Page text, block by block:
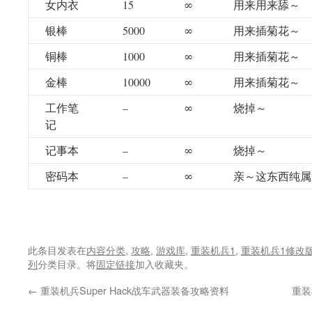
女内衣 15 ∞
用来用来舔～
银棒
5000 ∞
用来插菊花～
铜棒
1000 ∞
用来插菊花～
金棒
10000 ∞
用来插菊花～
工作笔
记
– ∞ 烧掉～
记事本 – ∞
烧掉～
密码本
– ∞ 亲～这东西纯
此条目发表在内容分类, 攻略, 游戏库, 重装机兵1, 重装机兵1修改
列分类目录。将固定链接加入收藏夹。
← 重装机兵Super Hack战车武器装备攻略资料 重